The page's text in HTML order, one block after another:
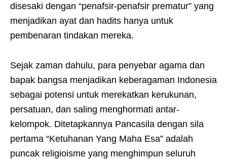
disesaki dengan “penafsir-penafsir prematur” yang
menjadikan ayat dan hadits hanya untuk
pembenaran tindakan mereka.
Sejak zaman dahulu, para penyebar agama dan
bapak bangsa menjadikan keberagaman Indonesia
sebagai potensi untuk merekatkan kerukunan,
persatuan, dan saling menghormati antar-
kelompok. Ditetapkannya Pancasila dengan sila
pertama “Ketuhanan Yang Maha Esa” adalah
puncak religioisme yang menghimpun seluruh